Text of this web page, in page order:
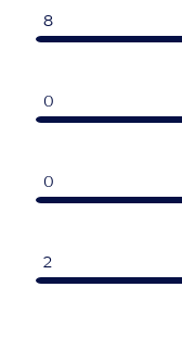
8
0
0
2